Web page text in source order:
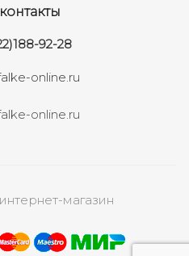
92-28
online.ru
online.ru
магазин